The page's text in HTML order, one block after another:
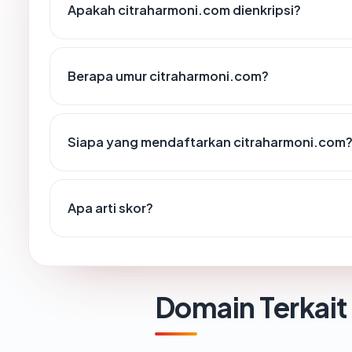
Apakah citraharmoni.com dienkripsi?
Berapa umur citraharmoni.com?
Siapa yang mendaftarkan citraharmoni.com?
Apa arti skor?
Domain Terkait